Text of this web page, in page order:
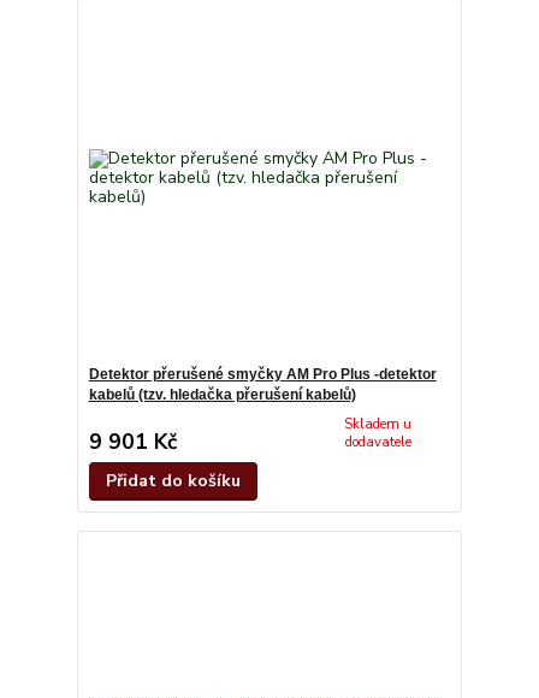
Detektor přerušené smyčky AM Pro Plus -detektor
kabelů (tzv. hledačka přerušení kabelů)
9 901 Kč
Skladem u
dodavatele
Přidat do košíku